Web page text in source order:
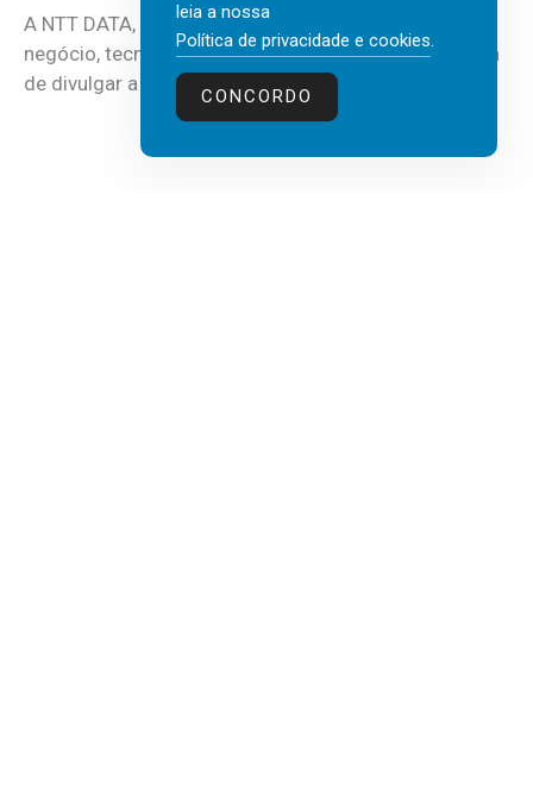
A NTT DATA, consultora global em serviços de
negócio, tecnologia e inteligência artificial (IA), acaba
de divulgar a mais recente...
leia a nossa
Política de privacidade e cookies.
CONCORDO